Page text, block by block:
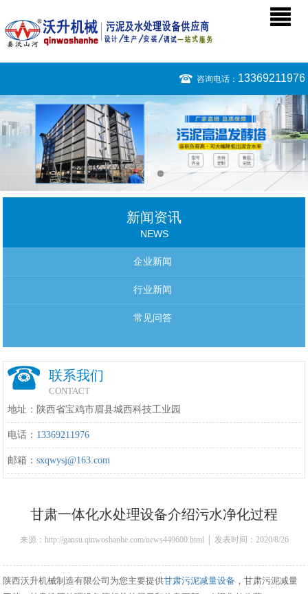
咨询电话： 13369211976
新闻资讯
NEWS
企业新闻
行业新闻
常见问答
联系我们
CONTACT
地址：陕西省宝鸡市眉县城西科技工业园
电话： 13369211976
邮箱：sxqwysj@163.com
甘肃一体化水处理设备介绍污水净化过程
来源：http://gansu.qinwoshanhe.com/news449600.html │ 发表时间：2020/8/26
陕西沃升机械制造有限公司为您主要提供甘肃污泥减量设备 ，甘肃污泥减量